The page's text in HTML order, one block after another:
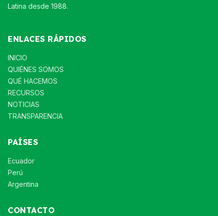
Latina desde 1988.
ENLACES RÁPIDOS
INICIO
QUIÉNES SOMOS
QUÉ HACEMOS
RECURSOS
NOTICIAS
TRANSPARENCIA
PAÍSES
Ecuador
Perú
Argentina
CONTACTO